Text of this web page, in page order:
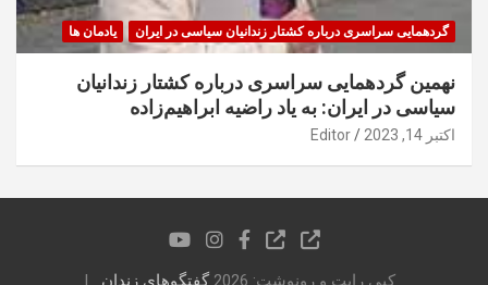
گردهمایی سراسری درباره کشتار زندانیان سیاسی در ایران یادمان ها
نهمین گردهمایی سراسری درباره کشتار زندانیان
سیاسی در ایران: به یاد راضیه ابراهیم‌زاده
اکتبر 14, 2023 Editor
کپی رایت و رونوشت: 2026 گفتگوهای زندان